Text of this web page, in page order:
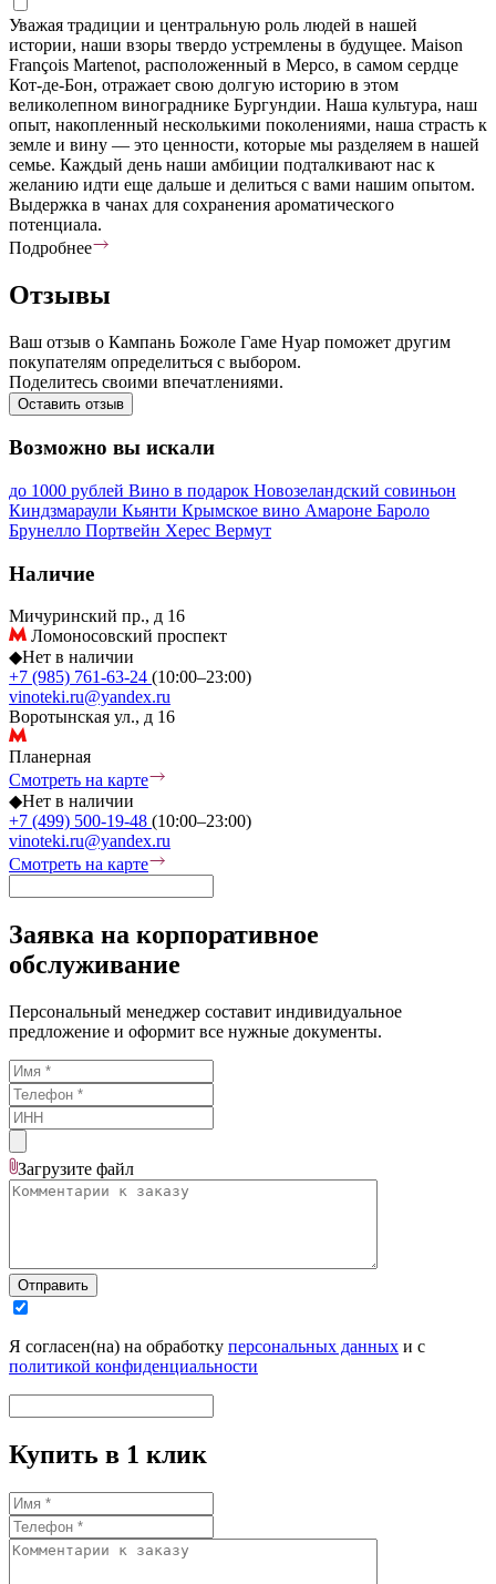
Уважая традиции и центральную роль людей в нашей
истории, наши взоры твердо устремлены в будущее. Maison
François Martenot, расположенный в Мерсо, в самом сердце
Кот-де-Бон, отражает свою долгую историю в этом
великолепном винограднике Бургундии. Наша культура, наш
опыт, накопленный несколькими поколениями, наша страсть к
земле и вину — это ценности, которые мы разделяем в нашей
семье. Каждый день наши амбиции подталкивают нас к
желанию идти еще дальше и делиться с вами нашим опытом.
Выдержка в чанах для сохранения ароматического
потенциала.
Подробнее
Отзывы
Ваш отзыв о Кампань Божоле Гаме Нуар поможет другим
покупателям определиться с выбором.
Поделитесь своими впечатлениями.
Оставить отзыв
Возможно вы искали
до 1000 рублей Вино в подарок Новозеландский совиньон
Киндзмараули Кьянти Крымское вино Амароне Бароло
Брунелло Портвейн Херес Вермут
Наличие
Мичуринский пр., д 16
Ломоносовский проспект
◆Нет в наличии
+7 (985) 761-63-24 (10:00–23:00)
vinoteki.ru@yandex.ru
Воротынская ул., д 16
Планерная
Смотреть на карте
◆Нет в наличии
+7 (499) 500-19-48 (10:00–23:00)
vinoteki.ru@yandex.ru
Смотреть на карте
Заявка на корпоративное
обслуживание
Персональный менеджер составит индивидуальное
предложение и оформит все нужные документы.
Загрузите файл
Отправить
Я согласен(на) на обработку персональных данных и с
политикой конфиденциальности
Купить в 1 клик